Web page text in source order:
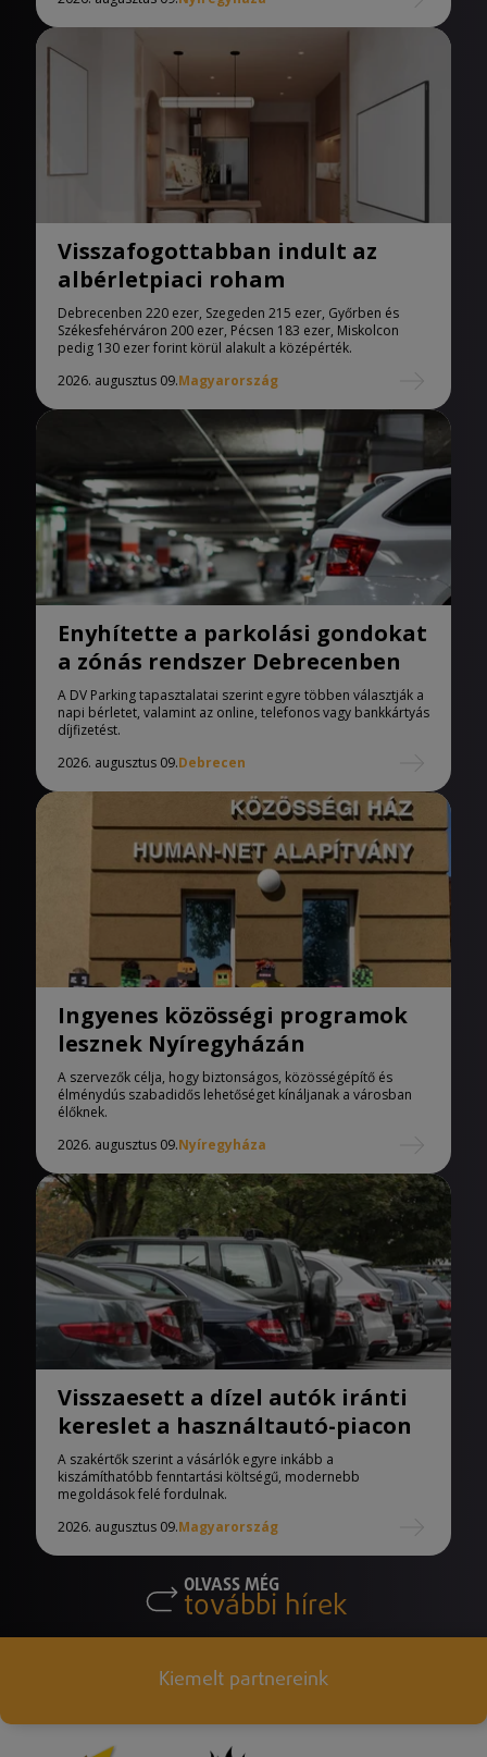
Visszafogottabban indult az
albérletpiaci roham
Debrecenben 220 ezer, Szegeden 215 ezer, Győrben és
Székesfehérváron 200 ezer, Pécsen 183 ezer, Miskolcon
pedig 130 ezer forint körül alakult a középérték.
2026. augusztus 09.Magyarország
Enyhítette a parkolási gondokat
a zónás rendszer Debrecenben
A DV Parking tapasztalatai szerint egyre többen választják a
napi bérletet, valamint az online, telefonos vagy bankkártyás
díjfizetést.
2026. augusztus 09.Debrecen
Ingyenes közösségi programok
lesznek Nyíregyházán
A szervezők célja, hogy biztonságos, közösségépítő és
élménydús szabadidős lehetőséget kínáljanak a városban
élőknek.
2026. augusztus 09.Nyíregyháza
Visszaesett a dízel autók iránti
kereslet a használtautó-piacon
A szakértők szerint a vásárlók egyre inkább a
kiszámíthatóbb fenntartási költségű, modernebb
megoldások felé fordulnak.
2026. augusztus 09.Magyarország
OLVASS MÉG
további hírek
Kiemelt partnereink